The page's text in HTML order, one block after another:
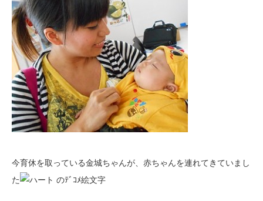
今育休を取っている金城ちゃんが、赤ちゃんを連れてきていまし
た